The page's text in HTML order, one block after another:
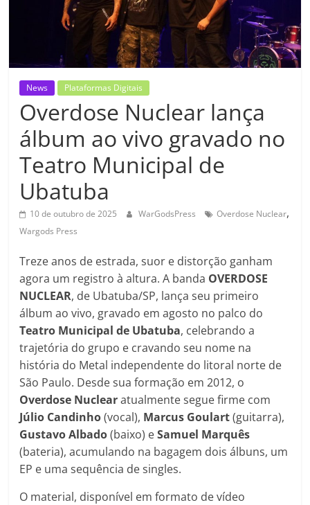
News Plataformas Digitais
Overdose Nuclear lança
álbum ao vivo gravado no
Teatro Municipal de
Ubatuba
10 de outubro de 2025 WarGodsPress Overdose Nuclear,
Wargods Press
Treze anos de estrada, suor e distorção ganham
agora um registro à altura. A banda OVERDOSE
NUCLEAR, de Ubatuba/SP, lança seu primeiro
álbum ao vivo, gravado em agosto no palco do
Teatro Municipal de Ubatuba, celebrando a
trajetória do grupo e cravando seu nome na
história do Metal independente do litoral norte de
São Paulo. Desde sua formação em 2012, o
Overdose Nuclearatualmente segue firme com
Júlio Candinho(vocal), Marcus Goulart(guitarra),
Gustavo Albado(baixo) eSamuel Marquês
(bateria), acumulando na bagagem dois álbuns, um
EP e uma sequência de singles.
O material, disponível em formato de vídeo